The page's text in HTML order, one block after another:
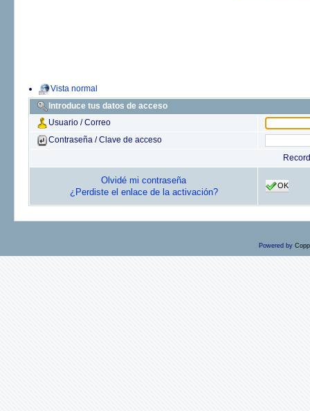
Vista normal
Introduce tus datos de acceso
Usuario / Correo
Contraseña / Clave de acceso
Olvidé mi contraseña
¿Perdiste el enlace de la activación?
OK
Powered by